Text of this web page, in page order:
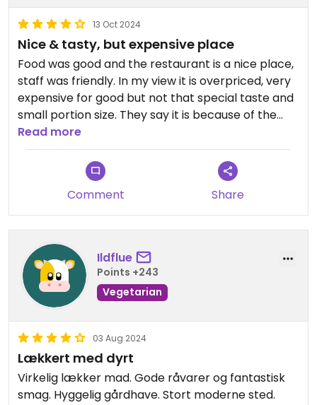
13 Oct 2024
Nice & tasty, but expensive place
Food was good and the restaurant is a nice place,
staff was friendly. In my view it is overpriced, very
expensive for good but not that special taste and
small portion size. They say it is because of the
high quality ingredients they use. Might be true for
food, but at least is not a valid argument for the
expensive drinks.
Overall it is a good option for Salzburg, even
though there are more vegetarian than vegan
choices.
Updated from previous review on 2024-10-12
Read more
Comment Share
Ildflue
Points +243
Vegetarian
03 Aug 2024
Lækkert med dyrt
Virkelig lækker mad. Gode råvarer og fantastisk
smag. Hyggelig gårdhave. Stort moderne sted.